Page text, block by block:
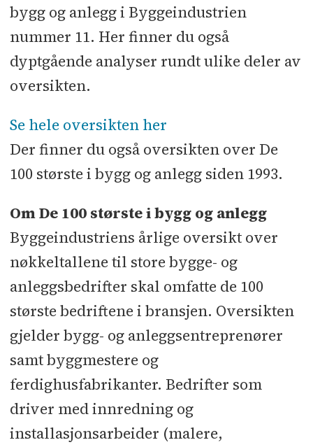
bygg og anlegg i Byggeindustrien
nummer 11. Her finner du også
dyptgående analyser rundt ulike deler av
oversikten.
Se hele oversikten her
Der finner du også oversikten over De
100 største i bygg og anlegg siden 1993.
Om De 100 største i bygg og anlegg
Byggeindustriens årlige oversikt over
nøkkeltallene til store bygge- og
anleggsbedrifter skal omfatte de 100
største bedriftene i bransjen. Oversikten
gjelder bygg- og anleggsentreprenører
samt byggmestere og
ferdighusfabrikanter. Bedrifter som
driver med innredning og
installasjonsarbeider (malere,